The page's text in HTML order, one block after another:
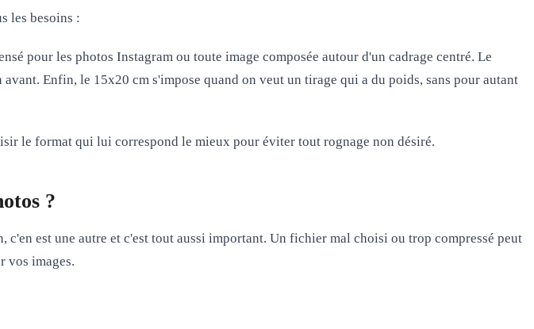
les besoins :
pour les photos Instagram ou toute image composée autour d'un cadrage centré. Le
avant. Enfin, le 15x20 cm s'impose quand on veut un tirage qui a du poids, sans pour autant
le format qui lui correspond le mieux pour éviter tout rognage non désiré.
?
est une autre et c'est tout aussi important. Un fichier mal choisi ou trop compressé peut
vos images.